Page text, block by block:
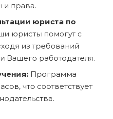
и права.
юриста по
юристы помогут с
из требований
Вашего работодателя.
Программа
что соответствует